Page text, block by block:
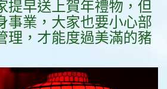
提早送上賀年禮物，但
事業，大家也要小心部
理，才能度過美滿的豬